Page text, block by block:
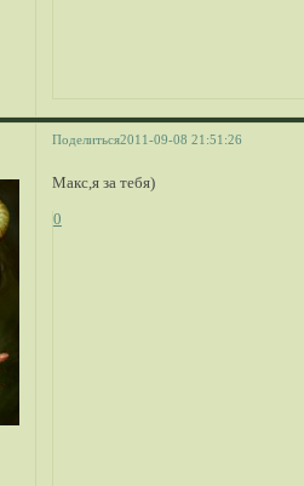
Поделиться2011-09-08 21:51:26
Макс,я за тебя)
0